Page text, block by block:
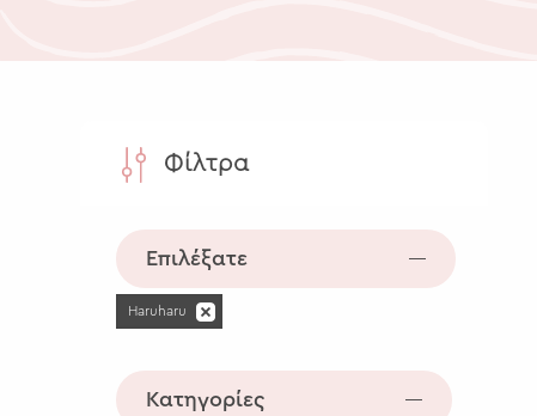
Φίλτρα
Επιλέξατε
Haruharu
Κατηγορίες